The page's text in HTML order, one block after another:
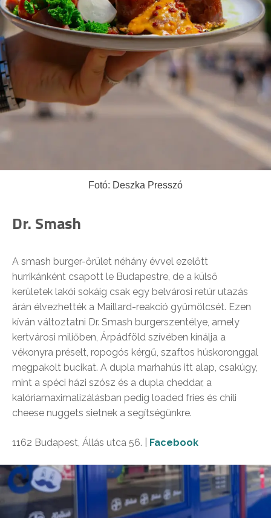
Fotó: Deszka Presszó
Dr. Smash
A smash burger-őrület néhány évvel ezelőtt
hurrikánként csapott le Budapestre, de a külső
kerületek lakói sokáig csak egy belvárosi retúr utazás
árán élvezhették a Maillard-reakció gyümölcsét. Ezen
kíván változtatni Dr. Smash burgerszentélye, amely
kertvárosi miliőben, Árpádföld szívében kínálja a
vékonyra préselt, ropogós kérgű, szaftos húskoronggal
megpakolt bucikat. A dupla marhahús itt alap, csakúgy,
mint a spéci házi szósz és a dupla cheddar, a
kalóriamaximalizálásban pedig loaded fries és chili
cheese nuggets sietnek a segítségünkre.
1162 Budapest, Állás utca 56. | Facebook